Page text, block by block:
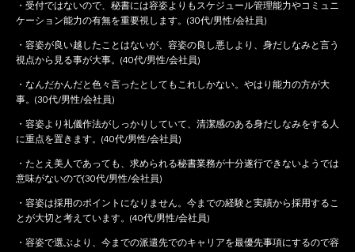
・受付ではないので、秘書には容姿よりもスケジュール管理能力やコミュニ
ケーション能力の有無を重要視します。(30代/男性/会社員)
・容姿が良い越したことはないが、容姿の良し悪しより、身だしなみと言う
視点から見る事が大事。(40代/男性/会社員)
・なんだかんだと色々言ったとしてもこれしかない。やはり能力の方が大
事。(30代/男性/会社員)
・容姿より礼儀作法がしっかりしていて、清潔感のある身だしなみをする人
に重点を置きます。(40代/男性/会社員)
・たとえ美人であっても、求められる秘書業務が十分遂行できないようでは
意味がないので(30代/男性/会社員)
・容姿は採用のポイントになりません。今までの経験と実績から採用するこ
とが大切と考えています。(40代/男性/会社員)
・容姿で選ぶより、今までの派遣先でのキャリアを最優先事項にするので容